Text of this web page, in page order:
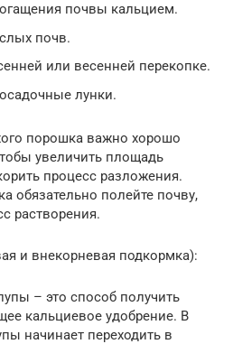
почвы кальцием.
почв.
или весенней перекопке.
лунки.
порошка важно хорошо
увеличить площадь
процесс разложения.
обязательно полейте почву,
растворения.
и внекорневая подкормка):
– это способ получить
кальциевое удобрение. В
начинает переходить в